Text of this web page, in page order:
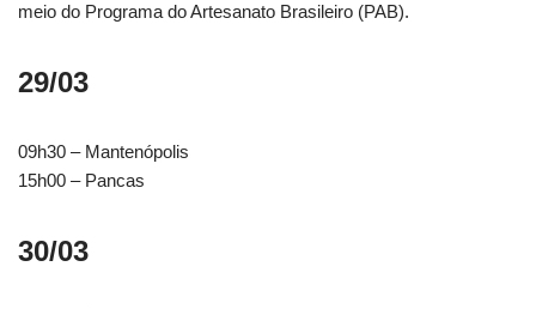
meio do Programa do Artesanato Brasileiro (PAB).
29/03
09h30 – Mantenópolis
15h00 – Pancas
30/03